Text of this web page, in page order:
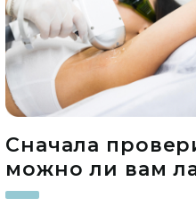
Сначала
можно ли вам